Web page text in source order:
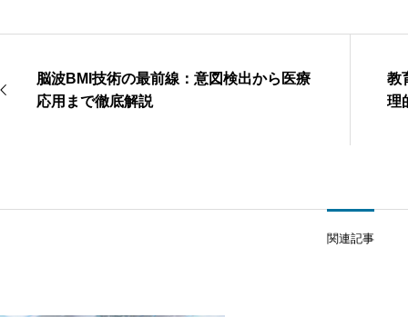
脳波BMI技術の最前線：意図検出から医療
応用まで徹底解説
教
理
関連記事